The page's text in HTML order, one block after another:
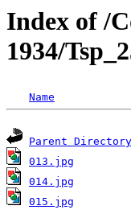
Index of /
1934/
Name
Parent Directory
013.jpg
014.jpg
015.jpg